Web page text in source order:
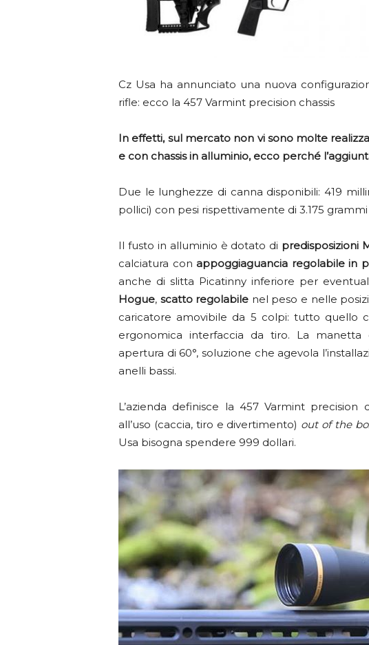
Cz Usa ha annunciato una nuova
rifle: ecco la 457 Varmint precision chassis
In effetti, sul mercato non vi sono molte
e con chassis in alluminio, ecco perché
Due le lunghezze di canna disponibili: 419
pollici) con pesi rispettivamente di 3.175
Il fusto in alluminio è dotato di predisposizioni
calciatura con appoggiaguancia regolabile in
anche di slitta Picatinny inferiore per
Hogue, scatto regolabile nel peso e nelle
caricatore amovibile da 5 colpi: tutto quello
ergonomica interfaccia da tiro. La
apertura di 60°, soluzione che agevola
anelli bassi.
L’azienda definisce la 457 Varmint
all’uso (caccia, tiro e divertimento) out of the
Usa bisogna spendere 999 dollari.